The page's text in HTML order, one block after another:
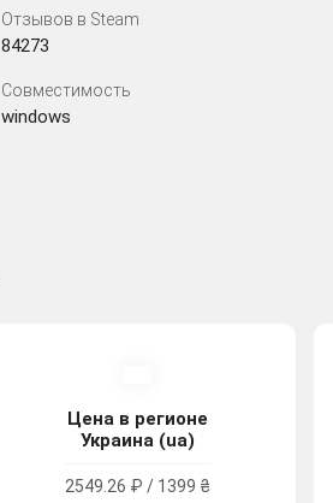
Отзывов в Steam
84273
Совместимость
windows
Цена в регионе
Украина (ua)
2549.26 ₽ / 1399 ₴